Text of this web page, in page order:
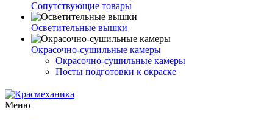
Сопутствующие товары
Осветительные вышки
Окрасочно-сушильные камеры
Окрасочно-сушильные камеры
Посты подготовки к окраске
Меню